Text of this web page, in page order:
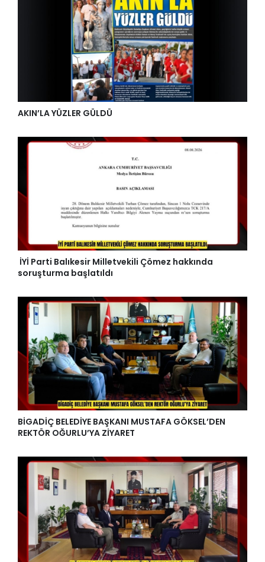
AKIN’LA YÜZLER GÜLDÜ
İYİ Parti Balıkesir Milletvekili Çömez hakkında
soruşturma başlatıldı
BİGADİÇ BELEDİYE BAŞKANI MUSTAFA GÖKSEL’DEN
REKTÖR OĞURLU’YA ZİYARET